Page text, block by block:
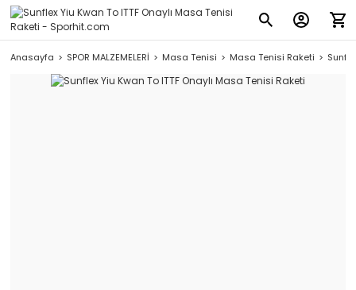
Anasayfa SPOR MALZEMELERİ Masa Tenisi Masa Tenisi Raketi